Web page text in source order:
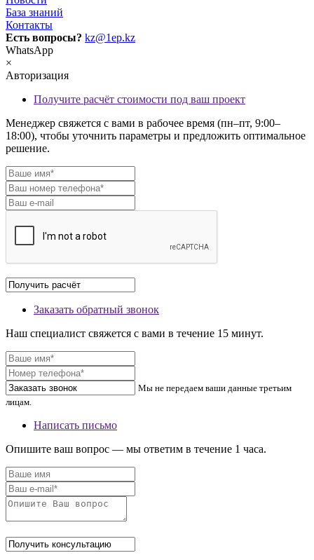
База знаний
Контакты
Есть вопросы? kz@1ep.kz
WhatsApp
×
Авторизация
Получите расчёт стоимости под ваш проект
Менеджер свяжется с вами в рабочее время (пн–пт, 9:00–
18:00), чтобы уточнить параметры и предложить оптимальное
решение.
Заказать обратный звонок
Наш специалист свяжется с вами в течение 15 минут.
Мы не передаем ваши данные третьим
лицам.
Написать письмо
Опишите ваш вопрос — мы ответим в течение 1 часа.